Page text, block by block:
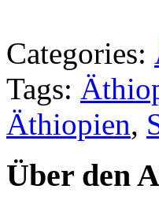
Categories:
Tags:
Äthiopien,
Über den